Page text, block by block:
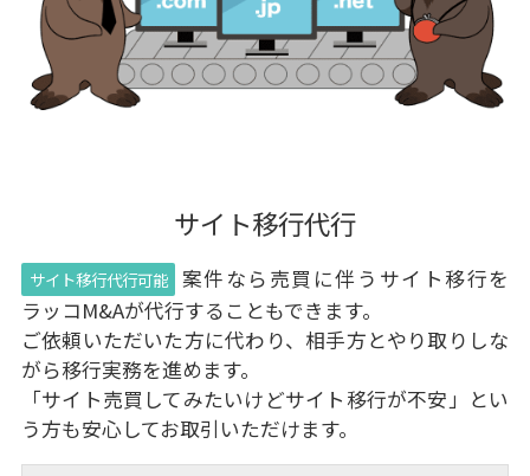
サイト移行代行
サイト移行代行可能
案件なら売買に伴うサイト移行を
ラッコM&Aが代行することもできます。
ご依頼いただいた方に代わり、相手方とやり取りしな
がら移行実務を進めます。
「サイト売買してみたいけどサイト移行が不安」とい
う方も安心してお取引いただけます。